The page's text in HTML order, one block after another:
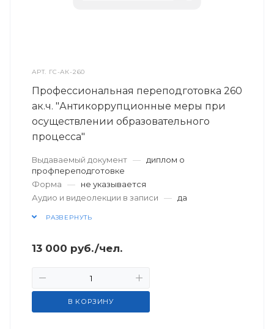
АРТ. ГС-АК-260
Профессиональная переподготовка 260
ак.ч. "Антикоррупционные меры при
осуществлении образовательного
процесса"
Выдаваемый документ —
диплом о
профпереподготовке
Форма
—
не указывается
Аудио и видеолекции в записи
— да
РАЗВЕРНУТЬ
13 000 руб./чел.
В КОРЗИНУ